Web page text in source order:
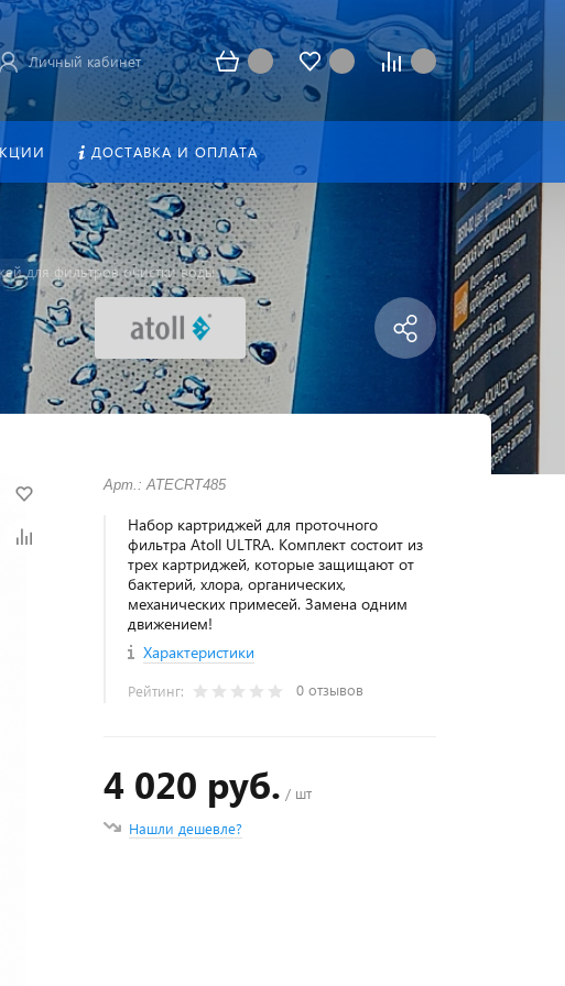
Личный кабинет
ДОСТАВКА И ОПЛАТА
для фильтров очистки воды
Арт.: ATECRT485
Набор картриджей для проточного
фильтра Atoll ULTRA. Комплект состоит из
трех картриджей, которые защищают от
бактерий, хлора, органических,
механических примесей. Замена одним
движением!
Характеристики
Рейтинг: 0 отзывов
4 020 руб. / шт
Нашли дешевле?